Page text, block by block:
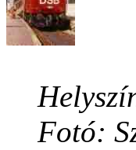
Fotó: